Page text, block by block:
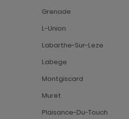
Grenade
L-Union
Labarthe-Sur-Leze
Labege
Montgiscard
Muret
Plaisance-Du-Touch